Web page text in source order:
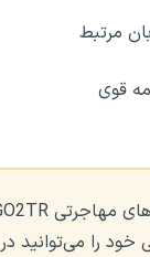
مرتبط
قوی
را می‌توانید